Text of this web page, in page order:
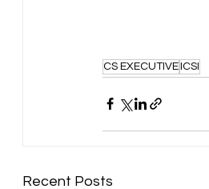
CS EXECUTIVEICSI
Recent Posts